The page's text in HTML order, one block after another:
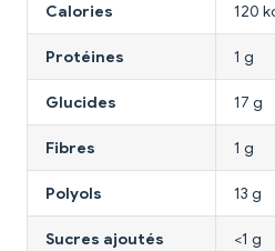
Calories 120
Protéines 1 g
Glucides 17 g
Fibres 1 g
Polyols 13 g
Sucres ajoutés <1 g